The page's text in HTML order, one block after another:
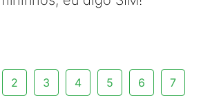
2 3 4 5 6 7